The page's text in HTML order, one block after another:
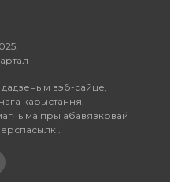
вэб-сайце,
карыстання.
пры абавязковай